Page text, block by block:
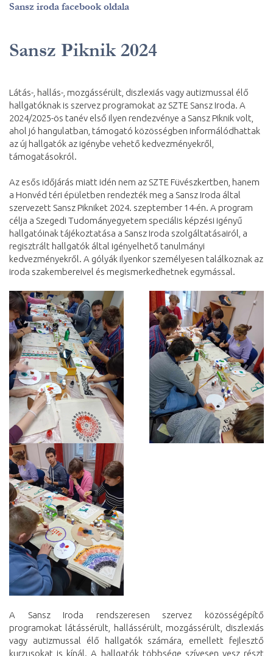
Sansz iroda facebook oldala
Sansz Piknik 2024
Látás-, hallás-, mozgássérült, diszlexiás vagy autizmussal élő
hallgatóknak is szervez programokat az SZTE Sansz Iroda. A
2024/2025-ös tanév első ilyen rendezvénye a Sansz Piknik volt,
ahol jó hangulatban, támogató közösségben informálódhattak
az új hallgatók az igénybe vehető kedvezményekről,
támogatásokról.
Az esős időjárás miatt idén nem az SZTE Füvészkertben, hanem
a Honvéd téri épületben rendezték meg a Sansz Iroda által
szervezett Sansz Pikniket 2024. szeptember 14-én. A program
célja a Szegedi Tudományegyetem speciális képzési igényű
hallgatóinak tájékoztatása a Sansz Iroda szolgáltatásairól, a
regisztrált hallgatók által igényelhető tanulmányi
kedvezményekről. A gólyák ilyenkor személyesen találkoznak az
iroda szakembereivel és megismerkedhetnek egymással.
A Sansz Iroda rendszeresen szervez közösségépítő
programokat látássérült, hallássérült, mozgássérült, diszlexiás
vagy autizmussal élő hallgatók számára, emellett fejlesztő
kurzusokat is kínál. A hallgatók többsége szívesen vesz részt